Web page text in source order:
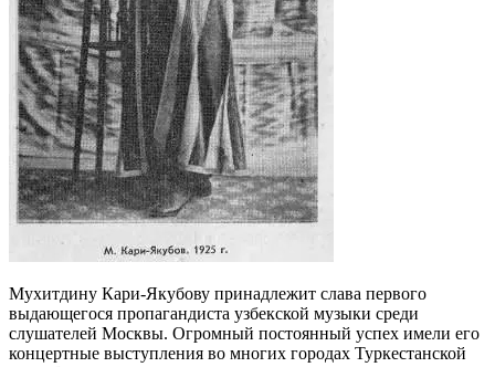
Мухитдину Кари-Якубову принадлежит слава первого
выдающегося пропагандиста узбекской музыки среди
слушателей Москвы. Огромный постоянный успех имели его
концертные выступления во многих городах Тур­кестанской